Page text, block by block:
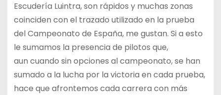
Escudería Luintra, son rápidos y muchas zonas
coinciden con el trazado utilizado en la prueba
delCampeonato de España, me gustan. Si a esto
le sumamos la presencia de pilotos que,
aun cuando sin opciones al campeonato, se han
sumado a la lucha por la victoria en cada prueba,
hace que afrontemos cada carrera con más